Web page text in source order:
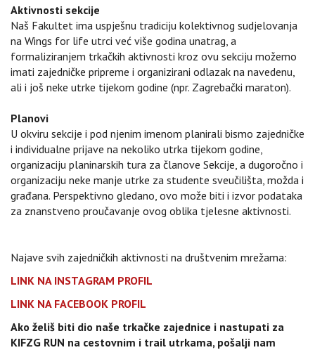
Aktivnosti sekcije
Naš Fakultet ima uspješnu tradiciju kolektivnog sudjelovanja
na Wings for life utrci već više godina unatrag, a
formaliziranjem trkačkih aktivnosti kroz ovu sekciju možemo
imati zajedničke pripreme i organizirani odlazak na navedenu,
ali i još neke utrke tijekom godine (npr. Zagrebački maraton).
Planovi
U okviru sekcije i pod njenim imenom planirali bismo zajedničke
i individualne prijave na nekoliko utrka tijekom godine,
organizaciju planinarskih tura za članove Sekcije, a dugoročno i
organizaciju neke manje utrke za studente sveučilišta, možda i
građana. Perspektivno gledano, ovo može biti i izvor podataka
za znanstveno proučavanje ovog oblika tjelesne aktivnosti.
Najave svih zajedničkih aktivnosti na društvenim mrežama:
LINK NA INSTAGRAM PROFIL
LINK NA FACEBOOK PROFIL
Ako želiš biti dio naše trkačke zajednice i nastupati za
KIFZG RUN na cestovnim i trail utrkama, pošalji nam